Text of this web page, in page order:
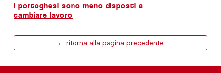
I portoghesi sono meno disposti a
cambiare lavoro
← ritorna alla pagina precedente